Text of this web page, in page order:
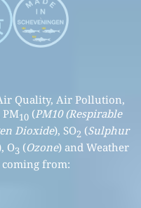
Quality, Air Pollution,
PM10(PM10 (Respirable
Dioxide), SO2 (Sulphur
O3 (Ozone) and Weather
coming from: